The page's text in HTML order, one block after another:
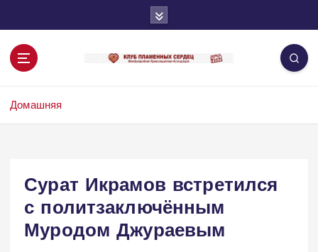
к
Домашняя
Сурат Икрамов встретился
с политзаключённым
Муродом Джураевым